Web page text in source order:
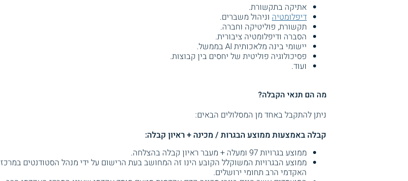
אתיקה בתקשורת.
דיפלומטיה וניהול משברים.
תקשורת, פוליטיקה וחברה.
הסברה ודיפלומטיה ציבורית.
יישומי בינה מלאכותית AI בממשל.
פסיכולוגיה פוליטית של יחסים בין קבוצות.
ועוד.
מה הם תנאי הקבלה?
ניתן להתקבל באחד מן המסלולים הבאים:
קבלה באמצעות ממוצע הבגרות / מכינה + ראיון קבלה:
ממוצע בגרויות 97 ומעלה + מעבר ראיון קבלה בהצלחה.
ממוצע הבגרויות המשוקלל הקובע הינו זה המחושב בעת הרישום על ידי מנהל הסטודנטים במרכז
האקדמי הרב תחומי ירושלים.